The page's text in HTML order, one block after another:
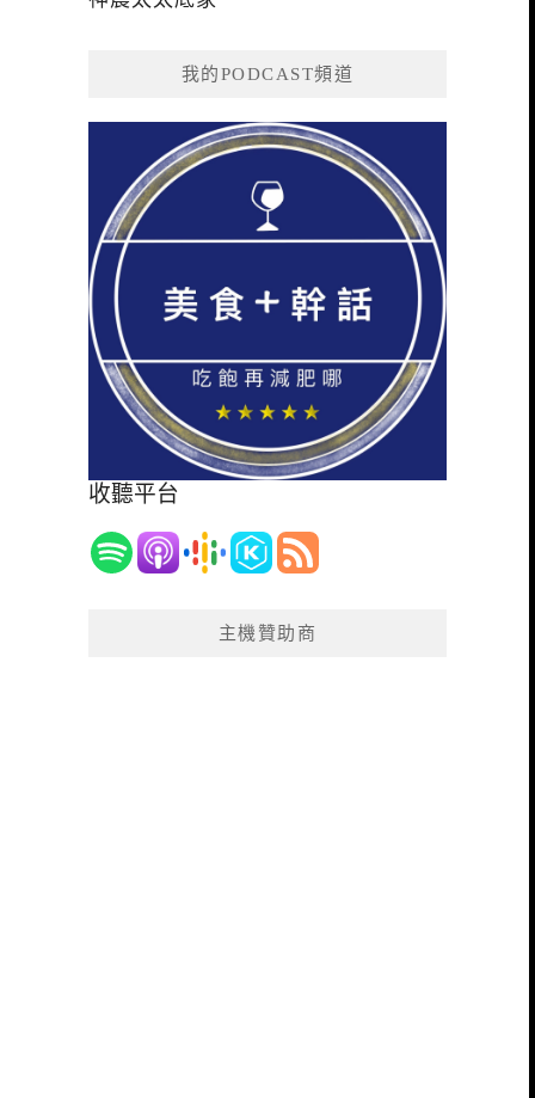
我的PODCAST頻道
收聽平台
主機贊助商